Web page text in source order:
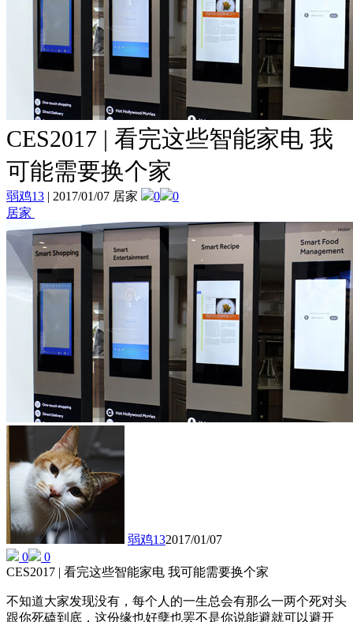
CES2017 | 看完这些智能家电 我
可能需要换个家
弱鸡13 | 2017/01/07 居家 0
0
居家
弱鸡132017/01/07
0
0
CES2017 | 看完这些智能家电 我可能需要换个家
不知道大家发现没有，每个人的一生总会有那么一两个死对头
跟你死磕到底，这份缘也好孽也罢不是你说能避就可以避开